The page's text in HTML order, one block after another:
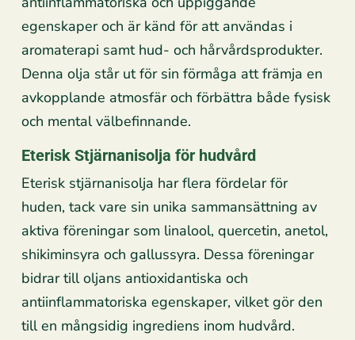
egenskaper och är känd för att användas i
aromaterapi samt hud- och hårvårdsprodukter.
Denna olja står ut för sin förmåga att främja en
avkopplande atmosfär och förbättra både fysisk
och mental välbefinnande.
Eterisk Stjärnanisolja för hudvård
Eterisk stjärnanisolja har flera fördelar för
huden, tack vare sin unika sammansättning av
aktiva föreningar som linalool, quercetin, anetol,
shikiminsyra och gallussyra. Dessa föreningar
bidrar till oljans antioxidantiska och
antiinflammatoriska egenskaper, vilket gör den
till en mångsidig ingrediens inom hudvård.